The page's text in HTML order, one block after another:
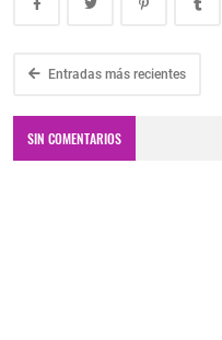
Entradas más recientes
SIN COMENTARIOS